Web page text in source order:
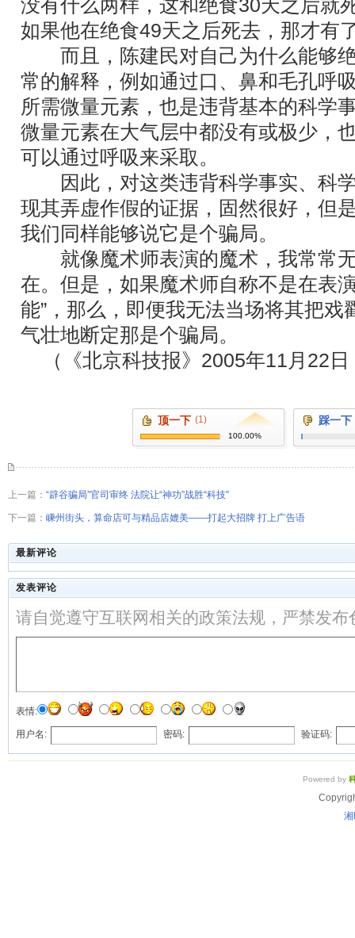
没有什么两样，这和绝食30天之后就
如果他在绝食49天之后死去，那才有
而且，陈建民对自己为什么能够绝
常的解释，例如通过口、鼻和毛孔呼
所需微量元素，也是违背基本的科学
微量元素在大气层中都没有或极少，
可以通过呼吸来采取。
因此，对这类违背科学事实、科学
现其弄虚作假的证据，固然很好，但
我们同样能够说它是个骗局。
就像魔术师表演的魔术，我常常无
在。但是，如果魔术师自称不是在表
能”，那么，即便我无法当场将其把戏
气壮地断定那是个骗局。
（《北京科技报》2005年11月22日
顶一下 (1)
100.00%
踩一下
上一篇： “辟谷骗局”官司审终 法院让“神功”战胜“科技”
下一篇： 嵊州街头，算命店可与精品店媲美――打起大招牌 打上广告语
最新评论
发表评论
请自觉遵守互联网相关的政策法规，严禁发
表情:
用户名: 密码: 验证码:
Powered by